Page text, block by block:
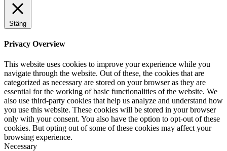
Stäng
Privacy Overview
This website uses cookies to improve your experience while you
navigate through the website. Out of these, the cookies that are
categorized as necessary are stored on your browser as they are
essential for the working of basic functionalities of the website. We
also use third-party cookies that help us analyze and understand how
you use this website. These cookies will be stored in your browser
only with your consent. You also have the option to opt-out of these
cookies. But opting out of some of these cookies may affect your
browsing experience.
Necessary